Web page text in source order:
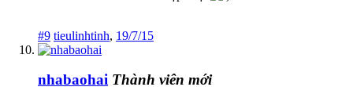
#9 tieulinhtinh, 19/7/15
nhabaohai Thành viên mới